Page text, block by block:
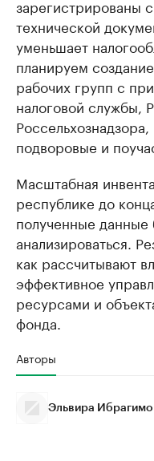
зарегистрированы
технической
уменьшает
планируем
рабочих групп с
налоговой службы,
подворовые и
Масштабная
республике до
полученные данные
анализироваться.
как рассчитывают
эффективное
ресурсами и
фонда.
Авторы
Эльвира